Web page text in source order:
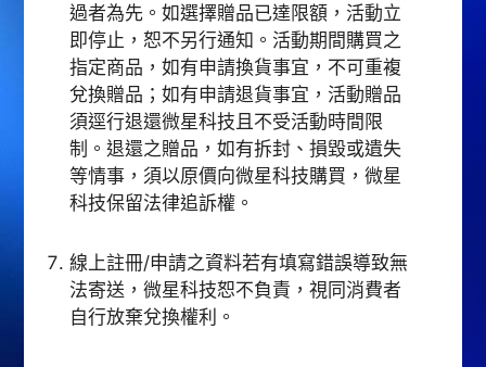
過者為先。如選擇贈品已達限額，活動立
即停止，恕不另行通知。活動期間購買之
指定商品，如有申請換貨事宜，不可重複
兌換贈品；如有申請退貨事宜，活動贈品
須逕行退還微星科技且不受活動時間限
制。退還之贈品，如有拆封、損毀或遺失
等情事，須以原價向微星科技購買，微星
科技保留法律追訴權。
線上註冊/申請之資料若有填寫錯誤導致無
法寄送，微星科技恕不負責，視同消費者
自行放棄兌換權利。